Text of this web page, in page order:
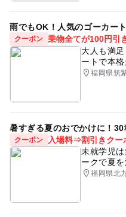
雨でもOK！人気のゴーカー
クーポン 乗物全てが100円引
大人も満
ートで本
福岡県筑
暑すぎる夏のおでかけに！
クーポン
入場料⇒割引きクー
未就学児
ークで夏を
福岡県北